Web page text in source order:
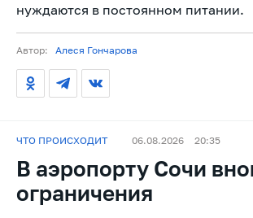
нуждаются в постоянном питании.
Автор: Алеся Гончарова
ЧТО ПРОИСХОДИТ 06.08.2026 20:35
В аэропорту Сочи
ограничения